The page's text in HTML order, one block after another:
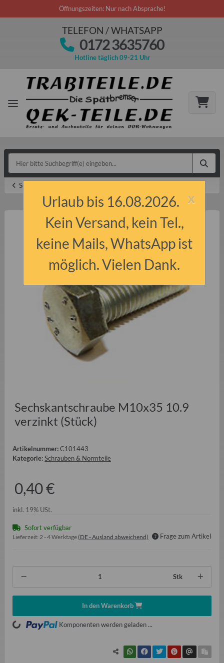
Öffnungszeiten: Nur nach Absprache!
TELEFON / WHATSAPP
0172 3635760
Hotline täglich 09-21 Uhr
Schrauben & Normteile
Sechskantschraube M10x35 10.9
verzinkt (Stück)
Artikelnummer:C101443
Kategorie:Schrauben & Normteile
0,40 €
inkl. 19% USt.
Sofort verfügbar
Lieferzeit: 2 - 4 Werktage (DE - Ausland abweichend) Frage zum Artikel
Stk
In den Warenkorb
Loading... Komponenten werden geladen ...
x
Urlaub bis 16.08.2026.
Kein Versand, kein Tel.,
keine Mails, WhatsApp ist
möglich. Vielen Dank.